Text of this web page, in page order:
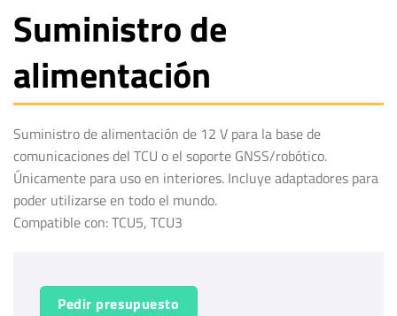
Suministro de
alimentación
Suministro de alimentación de 12 V para la base de
comunicaciones del TCU o el soporte GNSS/robótico.
Únicamente para uso en interiores. Incluye adaptadores para
poder utilizarse en todo el mundo.
Compatible con: TCU5, TCU3
Pedir presupuesto